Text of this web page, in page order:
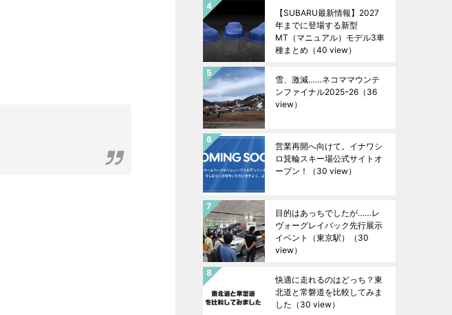
【SUBARU最新情報】2027
年までに登場する新型
MT（マニュアル）モデル3車
種まとめ （40 view）
雪、激減……ネコママウンテ
ンファイナル2025ｰ26 （36
view）
営業再開へ向けて。イナワシ
ロ箕輪スキー場公式サイトオ
ープン！
（30 view）
目的はあっちでしたが……レ
ヴォーグレイバック先行展示
イベント（東京駅）
（30
view）
快適に走れるのはどっち？東
北道と常磐道を比較してみま
した （30 view）